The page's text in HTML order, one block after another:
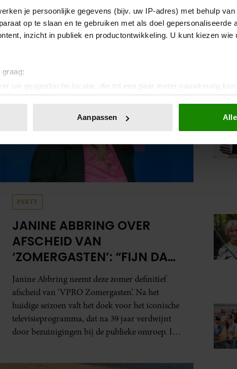
je persoonlijke gegevens (bijv. uw IP-adres) met behulp
op te slaan en te gebruiken met als doel gepersonaliseerde
inzicht in publiek en productontwikkeling. U kunt kiezen wie
uw geografische locatie, die tot een paar meter nauwkeurig kan
door het actief te scannen op specifieke eigenschappen
of intrekken in de Cookieverklaring.
en advertenties te personaliseren, om functies voor social
delen we informatie over uw gebruik van onze site met onze
partners kunnen deze gegevens combineren met andere
op basis van uw gebruik van hun services. U gaat akkoord
Aanpassen
PARTY
JANINE ABBRING OVER
AFSCHEID VAN
‘ZOMERGASTEN’: “FIJN DAT
IK HET LICHT MAG
UITDOEN”
Janine Abbring neemt deze zomer definitief
afscheid van ‘VPRO Zomergasten’. Na het
huidige seizoen valt het doek voor het iconische
televisieprogramma, dat na 39 jaar verdwijnt
door bezuinigingen bij de publieke omroep. In